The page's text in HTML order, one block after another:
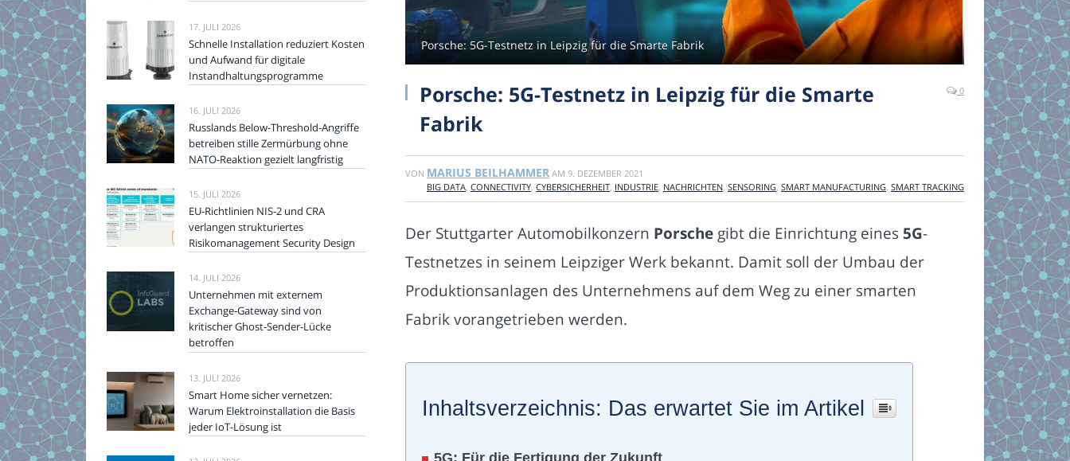
Porsche: 5G-Testnetz in Leipzig für die Smarte Fabrik
Porsche: 5G-Testnetz in Leipzig für die Smarte
Fabrik
0
VON MARIUS BEILHAMMER AM 9. DEZEMBER 2021
BIG DATA, CONNECTIVITY, CYBERSICHERHEIT, INDUSTRIE, NACHRICHTEN, SENSORING, SMART MANUFACTURING, SMART TRACKING
Der Stuttgarter Automobilkonzern Porsche gibt die Einrichtung eines 5G-
Testnetzes in seinem Leipziger Werk bekannt. Damit soll der Umbau der
Produktionsanlagen des Unternehmens auf dem Weg zu einer smarten
Fabrik vorangetrieben werden.
Inhaltsverzeichnis: Das erwartet Sie im Artikel
5G: Für die Fertigung der Zukunft
17. JULI 2026
Schnelle Installation reduziert Kosten
und Aufwand für digitale
Instandhaltungsprogramme
16. JULI 2026
Russlands Below-Threshold-Angriffe
betreiben stille Zermürbung ohne
NATO-Reaktion gezielt langfristig
15. JULI 2026
EU-Richtlinien NIS-2 und CRA
verlangen strukturiertes
Risikomanagement Security Design
14. JULI 2026
Unternehmen mit externem
Exchange-Gateway sind von
kritischer Ghost-Sender-Lücke
betroffen
13. JULI 2026
Smart Home sicher vernetzen:
Warum Elektroinstallation die Basis
jeder IoT-Lösung ist